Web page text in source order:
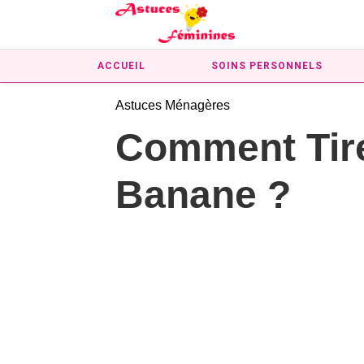
ACCUEIL SOINS PERSONNELS
Astuces Ménagères
Comment
Banane ?